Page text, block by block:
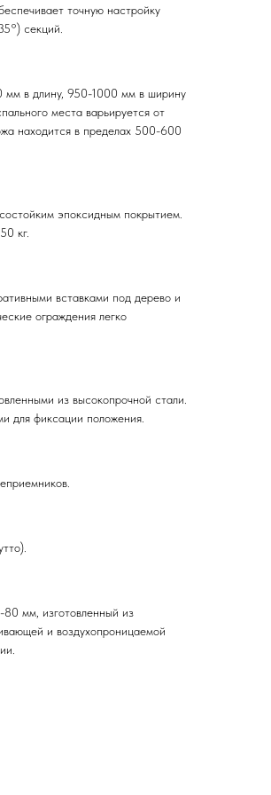
точную настройку
секций.
мм в длину, 950-1000 мм в ширину
места варьируется от
находится в пределах 500-600
эпоксидным покрытием.
кг.
вставками под дерево и
ограждения легко
из высокопрочной стали.
для фиксации положения.
мм, изготовленный из
и воздухопроницаемой